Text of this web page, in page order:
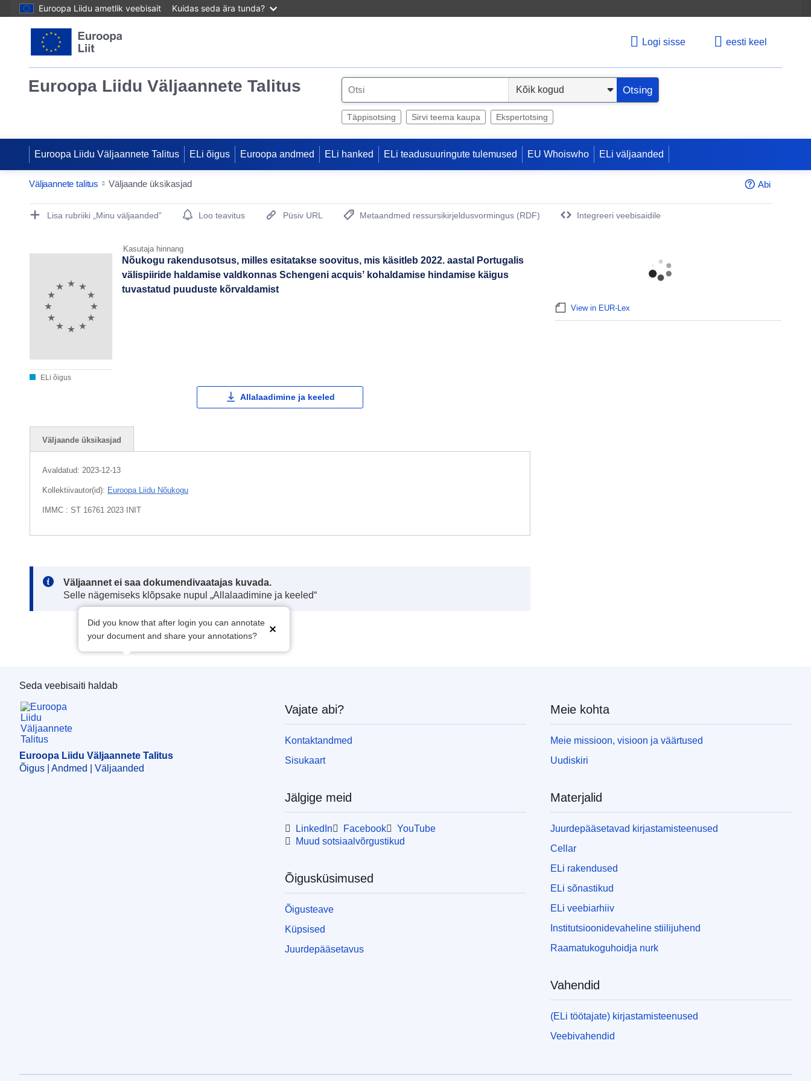
Euroopa Liidu ametlik veebisait Kuidas seda ära tunda?
Logi sisse eesti keel
Euroopa Liidu Väljaannete Talitus
e
Otsing
Täppisotsing Sirvi teema kaupa Ekspertotsing
Euroopa Liidu Väljaannete Talitus ELi õigus Euroopa andmed ELi hanked ELi teadusuuringute tulemused EU Whoiswho ELi väljaanded
Väljaannete talitus Väljaande üksikasjad Abi
Publication Detail Actions Portlet
Lisa rubriiki „Minu väljaanded” Loo teavitus Püsiv URL
Metaandmed ressursikirjeldusvormingus (RDF)
Integreeri veebisaidile
Kasutaja hinnang
ELi õigus
Nõukogu rakendusotsus, milles esitatakse soovitus, mis käsitleb 2022. aastal Portugalis
välispiiride haldamise valdkonnas Schengeni acquisʼ kohaldamise hindamise käigus
tuvastatud puuduste kõrvaldamist
Allalaadimine ja keeled
Väljaande üksikasjad
Avaldatud: 2023-12-13
Kollektiivautor(id): Euroopa Liidu Nõukogu
IMMC : ST 16761 2023 INIT
Note:
Väljaannet ei saa dokumendivaatajas kuvada.
Selle nägemiseks klõpsake nupul „Allalaadimine ja keeled“
Did you know that after login you can annotate
your document and share your annotations?
View in EUR-Lex
Euroopa Liidu Väljaannete Talitus
Seda veebisaiti haldab
Euroopa Liidu Väljaannete Talitus
Õigus | Andmed | Väljaanded
Vajate abi?
Kontaktandmed
Sisukaart
Jälgige meid
LinkedIn Facebook
YouTube
Muud sotsiaalvõrgustikud
Õigusküsimused
Õigusteave
Küpsised
Juurdepääsetavus
Meie kohta
Meie missioon, visioon ja väärtused
Uudiskiri
Materjalid
Juurdepääsetavad kirjastamisteenused
Cellar
ELi rakendused
ELi sõnastikud
ELi veebiarhiiv
Institutsioonidevaheline stiilijuhend
Raamatukoguhoidja nurk
Vahendid
(ELi töötajate) kirjastamisteenused
Veebivahendid